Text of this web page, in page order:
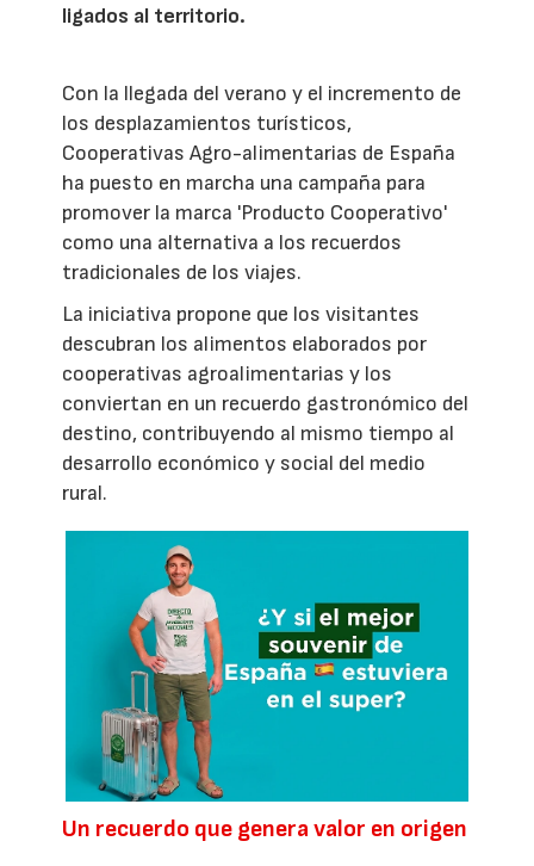
ligados al territorio.
Con la llegada del verano y el incremento de
los desplazamientos turísticos,
Cooperativas Agro-alimentarias de España
ha puesto en marcha una campaña para
promover la marca 'Producto Cooperativo'
como una alternativa a los recuerdos
tradicionales de los viajes.
La iniciativa propone que los visitantes
descubran los alimentos elaborados por
cooperativas agroalimentarias y los
conviertan en un recuerdo gastronómico del
destino, contribuyendo al mismo tiempo al
desarrollo económico y social del medio
rural.
Un recuerdo que genera valor en origen